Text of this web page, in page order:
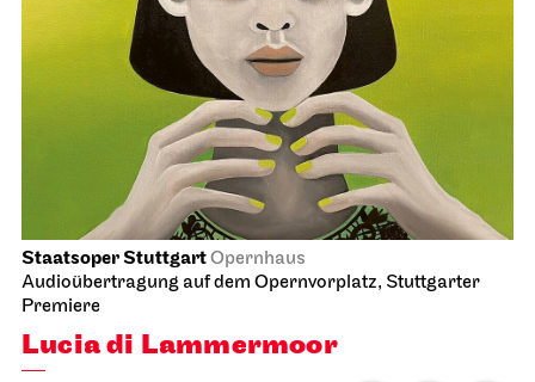
Staatsoper StuttgartOpernhaus
Audioübertragung auf dem Opernvorplatz, Stuttgarter
Premiere
Lucia di Lammermoor